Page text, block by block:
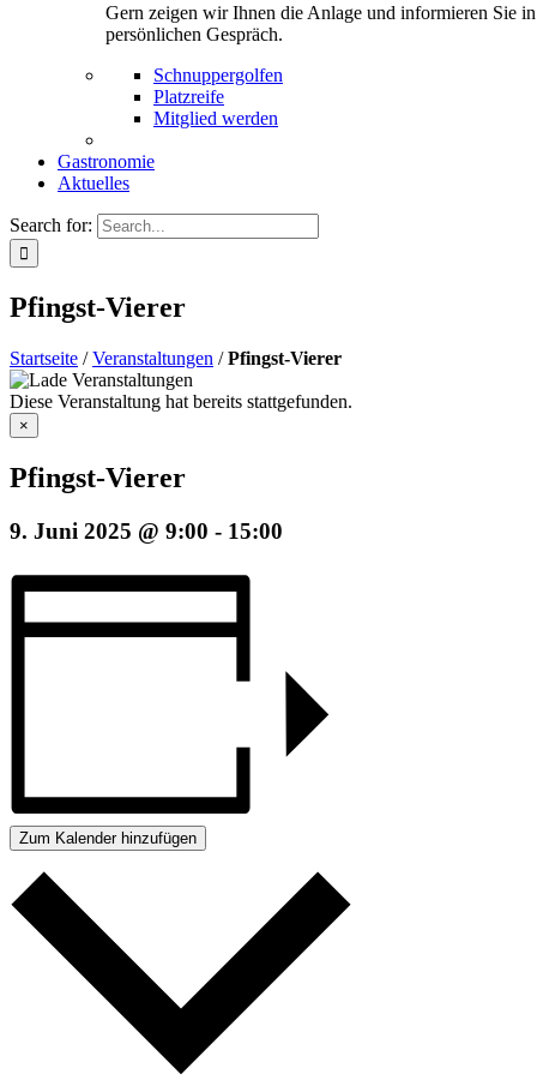
Gern zeigen wir Ihnen die Anlage und informieren Sie
persönlichen Gespräch.
Schnuppergolfen
Platzreife
Mitglied werden
Gastronomie
Aktuelles
Search for:
Pfingst-Vierer
Startseite /Veranstaltungen /Pfingst-Vierer
Diese Veranstaltung hat bereits stattgefunden.
×
Pfingst-Vierer
9. Juni 2025 @ 9:00 - 15:00
Zum Kalender hinzufügen